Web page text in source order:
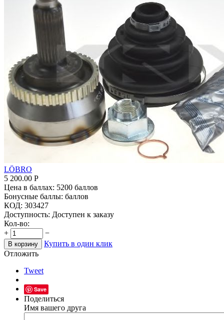
LÖBRO
5 200.00 Р
Цена в баллах: 5200 баллов
Бонусные баллы: баллов
КОД: 303427
Доступность: Доступен к заказу
Кол-во:
+
−
В корзину
Купить в один клик
Отложить
Tweet
Save
Поделиться
Имя вашего друга